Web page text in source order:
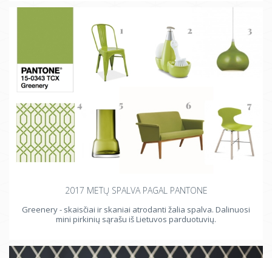
2017 METŲ SPALVA PAGAL PANTONE
Greenery - skaisčiai ir skaniai atrodanti žalia spalva. Dalinuosi
mini pirkinių sąrašu iš Lietuvos parduotuvių.